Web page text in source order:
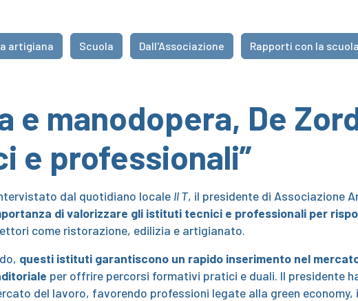
artigiana Scuola Dall'Associazione Rapporti con la scuola
e manodopera, De
e professionali”
dal quotidiano locale Il T, il presidente di Associazione
di valorizzare gli istituti tecnici e professionali per
come ristorazione, edilizia e artigianato.
questi istituti garantiscono un rapido inserimento nel
per offrire percorsi formativi pratici e duali. Il presidente
del lavoro, favorendo professioni legate alla green